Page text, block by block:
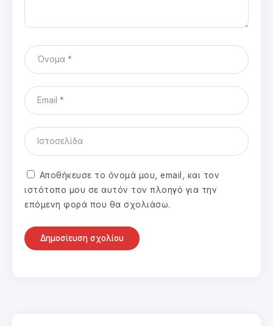
Αποθήκευσε το όνομά μου, email, και τον
ιστότοπο μου σε αυτόν τον πλοηγό για την
επόμενη φορά που θα σχολιάσω.